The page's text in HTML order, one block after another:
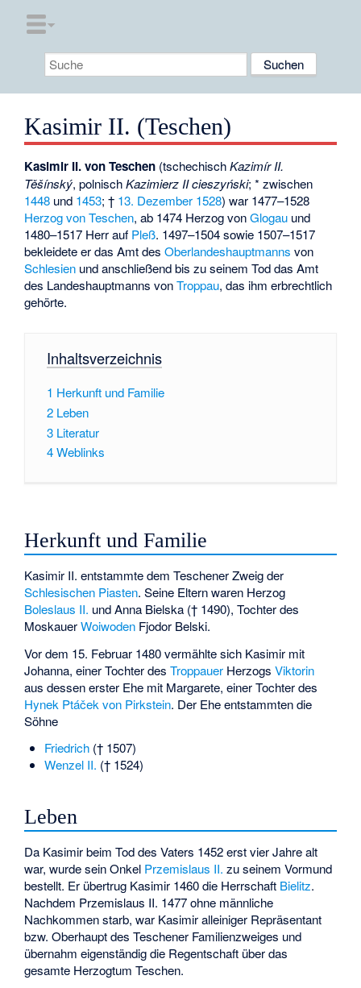
Kasimir II. (Teschen)
Kasimir II. von Teschen (tschechischKazimír II.
Těšínský, polnischKazimierz II cieszyński; * zwischen
1448 und 1453; † 13. Dezember 1528) war 1477–1528
Herzog von Teschen, ab 1474 Herzog vonGlogau und
1480–1517 Herr auf Pleß. 1497–1504 sowie 1507–1517
bekleidete er das Amt desOberlandeshauptmanns von
Schlesien und anschließend bis zu seinem Tod das Amt
des Landeshauptmanns vonTroppau, das ihm erbrechtlich
gehörte.
Inhaltsverzeichnis
1 Herkunft und Familie
2 Leben
3 Literatur
4Weblinks
Herkunft und Familie
Kasimir II. entstammte dem Teschener Zweig der
Schlesischen Piasten. Seine Eltern waren Herzog
Boleslaus II. und Anna Bielska († 1490), Tochter des
MoskauerWoiwoden Fjodor Belski.
Vor dem 15. Februar 1480 vermählte sich Kasimir mit
Johanna, einer Tochter desTroppauer HerzogsViktorin
aus dessen erster Ehe mit Margarete, einer Tochter des
Hynek Ptáček von Pirkstein. Der Ehe entstammten die
Söhne
Friedrich(† 1507)
Wenzel II. († 1524)
Leben
Da Kasimir beim Tod des Vaters 1452 erst vier Jahre alt
war, wurde sein Onkel Przemislaus II. zu seinem Vormund
bestellt. Er übertrug Kasimir 1460 die Herrschaft Bielitz.
Nachdem Przemislaus II. 1477 ohne männliche
Nachkommen starb, war Kasimir alleiniger Repräsentant
bzw. Oberhaupt des Teschener Familienzweiges und
übernahm eigenständig die Regentschaft über das
gesamte Herzogtum Teschen.